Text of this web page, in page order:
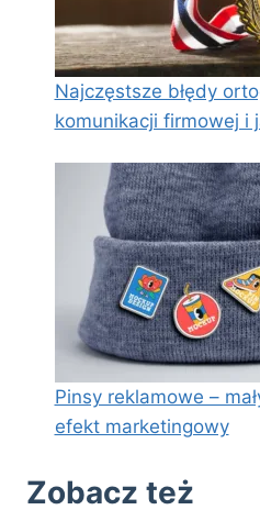
Najczęstsze błędy
komunikacji firmowej i
Pinsy reklamowe –
efekt marketingowy
Zobacz też